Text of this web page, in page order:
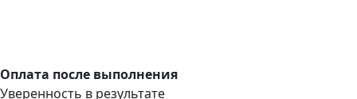
Оплата после выполнения
Уверенность в результате